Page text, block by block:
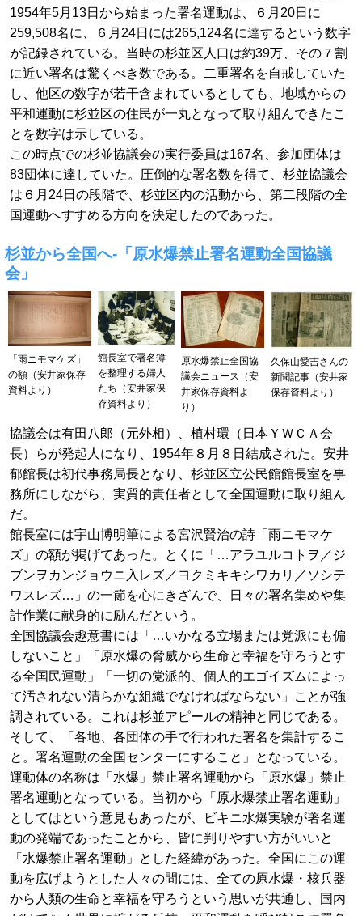
1954年5月13日から始まった署名運動は、６月20日に
259,508名に、６月24日には265,124名に達するという数字
が記録されている。当時の杉並区人口は約39万、その７割
に近い署名は驚くべき数である。二重署名を自戒していた
し、他区の数字が若干含まれているとしても、地域からの
平和運動に杉並区の住民が一丸となって取り組んできたこ
とを数字は示している。
この時点での杉並協議会の実行委員は167名、参加団体は
83団体に達していた。圧倒的な署名数を得て、杉並協議会
は６月24日の段階で、杉並区内の活動から、第二段階の全
国運動へすすめる方向を決定したのであった。
杉並から全国へ-「原水爆禁止署名運動全国協議
会」
協議会は有田八郎（元外相）、植村環（日本ＹＷＣＡ会
長）らが発起人になり、1954年８月８日結成された。安井
郁館長は初代事務局長となり、杉並区立公民館館長室を事
務所にしながら、実質的責任者として全国運動に取り組ん
だ。
館長室には宇山博明筆による宮沢賢治の詩「雨ニモマケ
ズ」の額が掲げてあった。とくに「…アラユルコトヲ／ジ
ブンヲカンジョウニ入レズ／ヨクミキキシワカリ／ソシテ
ワスレズ…」の一節を心にきざんで、日々の署名集めや集
計作業に献身的に励んだという。
全国協議会趣意書には「…いかなる立場または党派にも偏
しないこと」「原水爆の脅威から生命と幸福を守ろうとす
る全国民運動」「一切の党派的、個人的エゴイズムによっ
て汚されない清らかな組織でなければならない」ことが強
調されている。これは杉並アピールの精神と同じである。
そして、「各地、各団体の手で行われた署名を集計するこ
と。署名運動の全国センターにすること」となっている。
運動体の名称は「水爆」禁止署名運動から「原水爆」禁止
署名運動となっている。当初から「原水爆禁止署名運動」
としてはという意見もあったが、ビキニ水爆実験が署名運
動の発端であったことから、皆に判りやすい方がいいと
「水爆禁止署名運動」とした経緯があった。全国にこの運
動を広げようとした人々の間には、全ての原水爆・核兵器
から人類の生命と幸福を守ろうという思いが共通し、国内
「雨ニモマケズ」
の額（安井家保存
資料より）
館長室で署名簿
を整理する婦人
たち（安井家保
存資料より）
原水爆禁止全国協
議会ニュース（安
井家保存資料よ
り）
久保山愛吉さんの
新聞記事（安井家
保存資料より）